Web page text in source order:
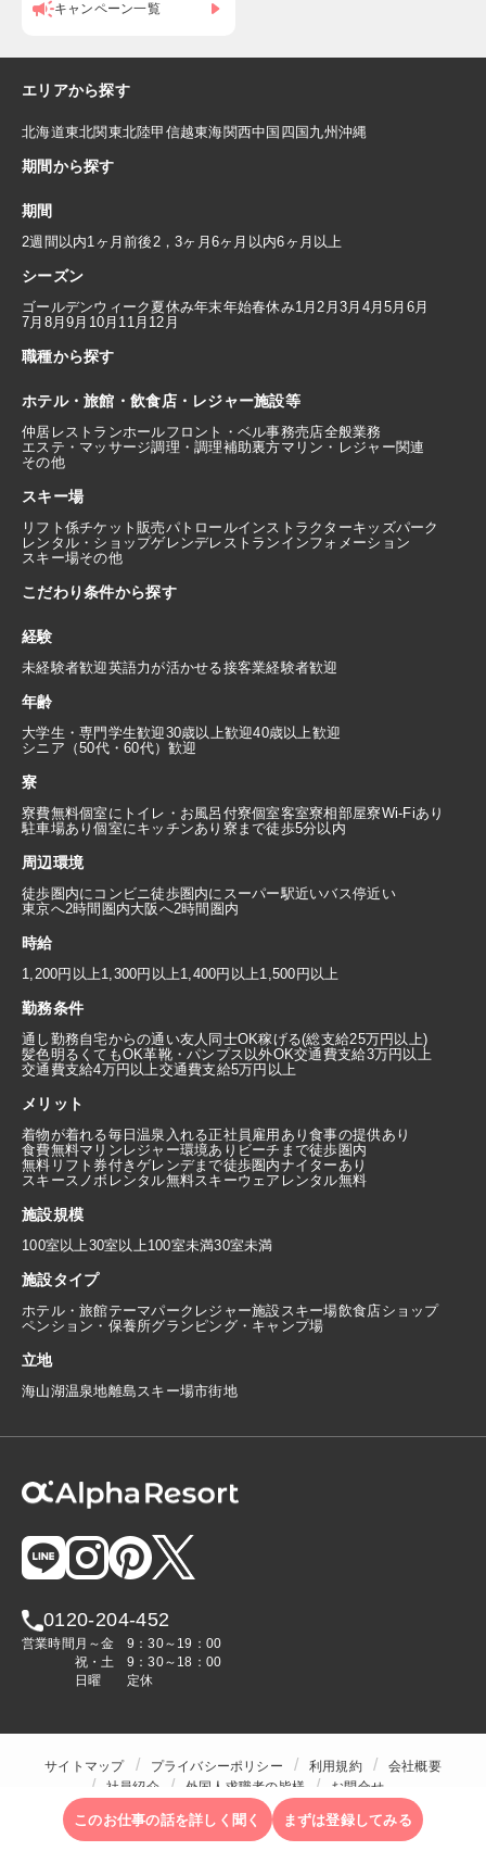
キャンペーン一覧
エリアから探す
北海道東北関東北陸甲信越東海関西中国 四国九州沖縄
期間から探す
期間
2週間以内1ヶ月前後 2，3ヶ月 6ヶ月以内6ヶ月以上
シーズン
ゴールデンウィーク 夏休み年末年始春休み1月 2月3月 4月5月 6月
7月 8月9月 10月 11月 12月
職種から探す
ホテル・旅館・飲食店・レジャー施設等
仲居 レストランホールフロント・ベル事務売店全般業務
エステ・マッサージ調理・調理補助裏方マリン・レジャー関連
その他
スキー場
リフト係チケット販売パトロールインストラクターキッズパーク
レンタル・ショップゲレンデレストラン インフォメーション
スキー場その他
こだわり条件から探す
経験
未経験者歓迎英語力が活かせる接客業経験者歓迎
年齢
大学生・専門学生歓迎30歳以上歓迎40歳以上歓迎
シニア（50代・60代）歓迎
寮
寮費無料個室にトイレ・お風呂付寮個室客室寮相部屋寮Wi-Fiあり
駐車場あり個室にキッチンあり 寮まで徒歩5分以内
周辺環境
徒歩圏内にコンビニ徒歩圏内にスーパー駅近いバス停近い
東京へ2時間圏内大阪へ2時間圏内
時給
1,200円以上1,300円以上1,400円以上1,500円以上
勤務条件
通し勤務自宅からの通い友人同士OK稼げる(総支給25万円以上)
髪色明るくてもOK革靴・パンプス以外OK交通費支給3万円以上
交通費支給4万円以上交通費支給5万円以上
メリット
着物が着れる毎日温泉入れる正社員雇用あり食事の提供あり
食費無料マリンレジャー環境あり ビーチまで徒歩圏内
無料リフト券付きゲレンデまで徒歩圏内ナイターあり
スキースノボレンタル無料スキーウェアレンタル無料
施設規模
100室以上30室以上100室未満30室未満
施設タイプ
ホテル・旅館テーマパーク レジャー施設 スキー場飲食店ショップ
ペンション・保養所グランピング・キャンプ場
立地
海山湖温泉地離島 スキー場市街地
0120-204-452
営業時間 月～金
9：30～19：00
祝・土
9：30～18：00
日曜
定休
サイトマップ プライバシーポリシー 利用規約
会社概要
社員紹介
外国人求職者の皆様
お問合せ
人材をお探しの企業様
このお仕事の話を詳しく聞く まずは登録してみる